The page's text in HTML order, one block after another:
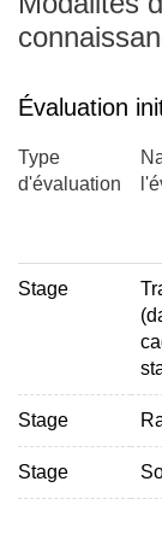
Évaluation
Type
d'évaluation
Stage
Stage
Stage